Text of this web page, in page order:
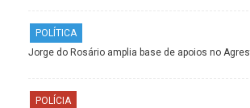
POLÍTICA
Jorge do Rosário amplia base de apoios no
POLÍCIA